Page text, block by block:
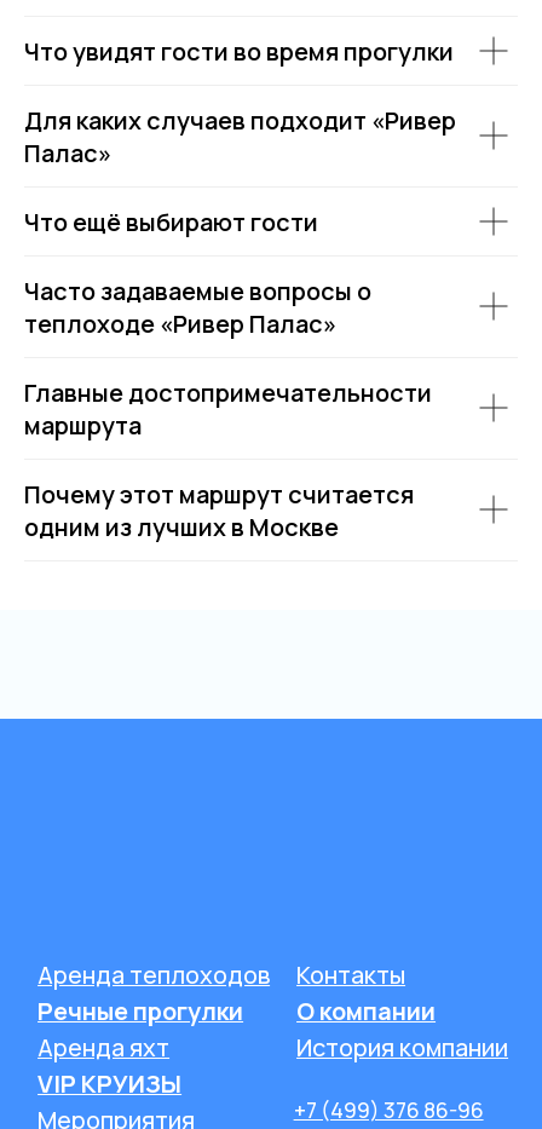
Что увидят гости во время прогулки
Для каких случаев подходит «Ривер
Палас»
Что ещё выбирают гости
Часто задаваемые вопросы о
теплоходе «Ривер Палас»
Главные достопримечательности
маршрута
Почему этот маршрут считается
одним из лучших в Москве